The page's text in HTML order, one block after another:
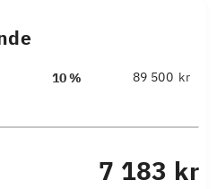
10 % kr
7 183 kr